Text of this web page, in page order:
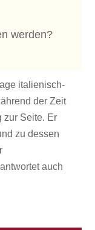
werden?
italienisch-
der Zeit
zur Seite. Er
zu dessen
auch